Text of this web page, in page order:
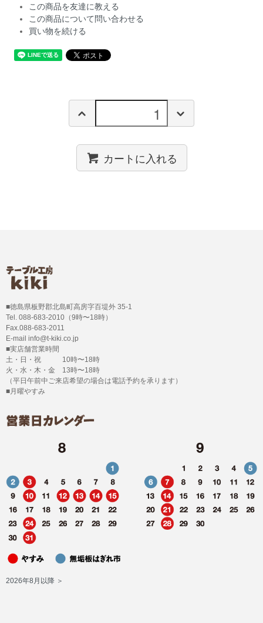
この商品を友達に教える
この商品について問い合わせる
買い物を続ける
カートに入れる
■徳島県板野郡北島町高房字百堤外 35-1
Tel. 088-683-2010（9時〜18時）
Fax.088-683-2011
E-mail info@t-kiki.co.jp
■実店舗営業時間
土・日・祝 10時〜18時
火・水・木・金 13時〜18時
（平日午前中ご来店希望の場合は電話予約を承ります）
■月曜やすみ
2026年8月以降 ＞